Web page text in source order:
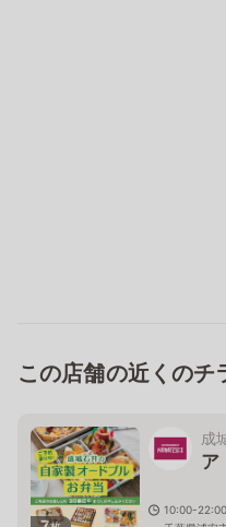
この店舗の近くのチ
成
ア
10:00-